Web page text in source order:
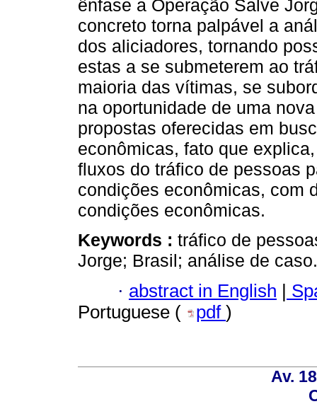
ênfase a Operação Salve
concreto torna palpável a
dos aliciadores, tornando
estas a se submeterem ao
maioria das vítimas, se
na oportunidade de uma
propostas oferecidas em
econômicas, fato que
fluxos do tráfico de pessoas
condições econômicas, com
condições econômicas.
Keywords : tráfico de
Jorge; Brasil; análise de caso.
· abstract in English |
Portuguese (
pdf )
Av.